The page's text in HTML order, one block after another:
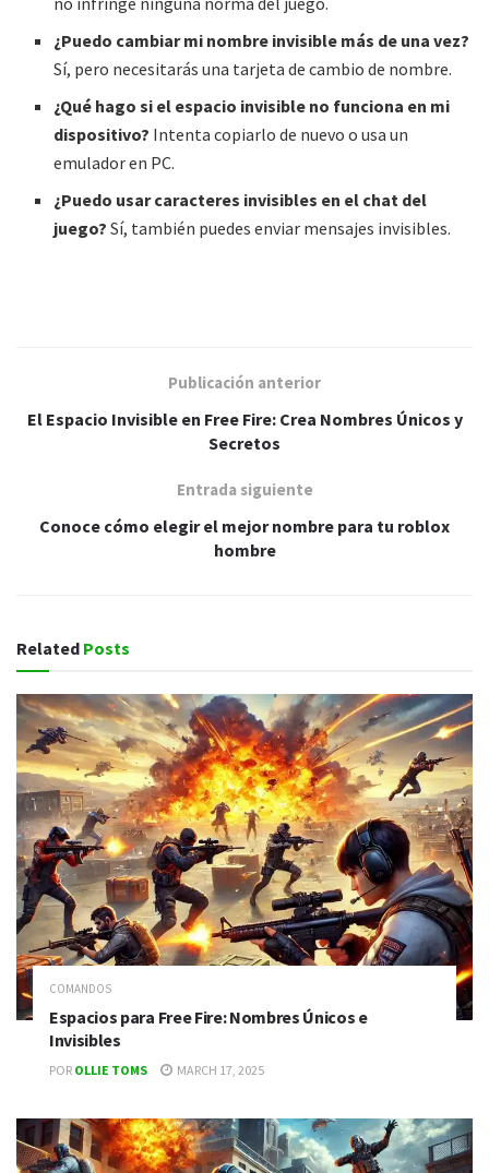
¿Puedo cambiar mi nombre invisible más de una vez?
Sí, pero necesitarás una tarjeta de cambio de nombre.
¿Qué hago si el espacio invisible no funciona en mi
dispositivo? Intenta copiarlo de nuevo o usa un
emulador en PC.
¿Puedo usar caracteres invisibles en el chat del
juego? Sí, también puedes enviar mensajes invisibles.
Publicación anterior
El Espacio Invisible en Free Fire: Crea Nombres Únicos y
Secretos
Entrada siguiente
Conoce cómo elegir el mejor nombre para tu roblox
hombre
Related Posts
COMANDOS
Espacios para Free Fire: Nombres Únicos e
Invisibles
POR OLLIE TOMS MARCH 17, 2025